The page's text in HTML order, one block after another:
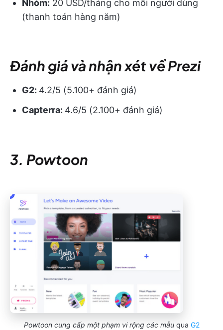
Nhóm: 20 USD/tháng cho mỗi người dùng
(thanh toán hàng năm)
Đánh giá và nhận xét về Prezi
G2: 4.2/5 (5.100+ đánh giá)
Capterra: 4.6/5 (2.100+ đánh giá)
3. Powtoon
Powtoon cung cấp một phạm vi rộng các mẫuqua G2